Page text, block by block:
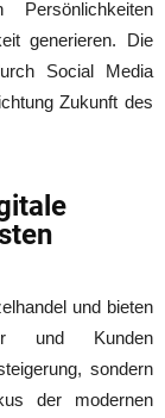
generieren. Die
Social Media
Zukunft des
und bieten
und Kunden
sondern
der modernen